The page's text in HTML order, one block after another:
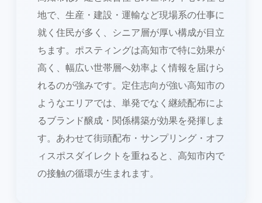
地で、生産・建設・運輸など現場系の仕事に
就く住民が多く、シニア層が厚い構成が目立
ちます。ポスティングは高知市で特に効果が
高く、幅広い世帯層へ効率よく情報を届けら
れるのが強みです。定住志向が強い高知市の
ようなエリアでは、単発でなく継続配布によ
るブランド醸成・関係構築が効果を発揮しま
す。あわせて街頭配布・サンプリング・オフ
ィスポスダイレクトを重ねると、高知市内で
の接触の循環が生まれます。